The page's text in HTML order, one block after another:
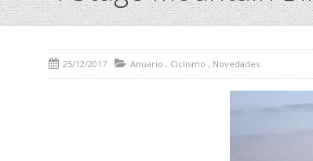
25/12/2017 Anuario , Ciclismo , Novedades